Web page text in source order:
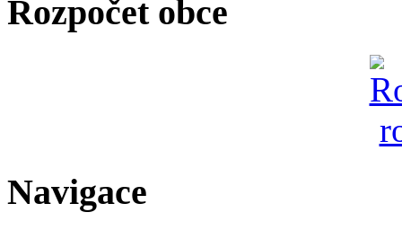
Rozpočet obce
Navigace